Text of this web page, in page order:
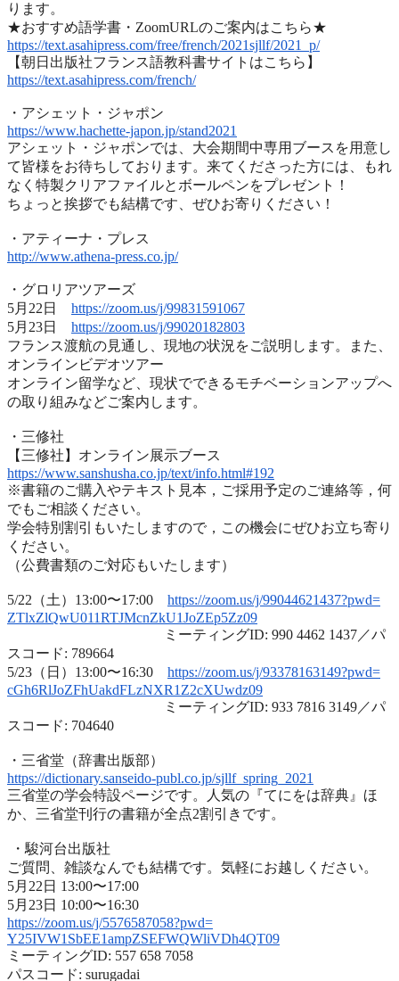
ります。
★おすすめ語学書・ZoomURLのご案内はこちら★
https://text.asahipress.com/free/french/2021sjllf/2021_p/
【朝日出版社フランス語教科書サイトはこちら】
https://text.asahipress.com/french/
・アシェット・ジャポン
https://www.hachette-japon.jp/stand2021
アシェット・ジャポンでは、 大会期間中専用ブースを用意し
て皆様をお待ちしております。 来てくださった方には、
もれ
なく特製クリアファイルとボールペンをプレゼント！
ちょっと挨拶でも結構です、ぜひお寄りください！
・アティーナ・プレス
http://www.athena-press.co.jp/
・グロリアツアーズ
5月22日 https://zoom.us/j/99831591067
5月23日 https://zoom.us/j/99020182803
フランス渡航の見通し、現地の状況をご説明します。また、
オンラインビデオツアー
オンライン留学など、 現状でできるモチベーションアップへ
の取り組みなどご案内します。
・三修社
【三修社】オンライン展示ブース
https://www.sanshusha.co.jp/text/info.html#192
※書籍のご購入やテキスト見本，ご採用予定のご連絡等， 何
でもご相談ください。
学会特別割引もいたしますので， この機会にぜひお立ち寄り
ください。
（公費書類のご対応もいたします）
5/22（土）13:00〜17:00 https://zoom.us/j/99044621437?pwd=
ZTlxZlQwU011RTJMcnZkU1JoZEp5Zz09
ミーティングID: 990 4462 1437／パ
スコード: 789664
5/23（日）13:00〜16:30 https://zoom.us/j/93378163149?pwd=
cGh6RlJoZFhUakdFLzNXR1Z2cXUwdz09
ミーティングID: 933 7816 3149／パ
スコード: 704640
・三省堂（辞書出版部）
https://dictionary.sanseido-publ.co.jp/sjllf_spring_2021
三省堂の学会特設ページです。人気の『てにをは辞典』ほ
か、 三省堂刊行の書籍が全点2割引きです。
・駿河台出版社
ご質問、雑談なんでも結構です。気軽にお越しください。
5月22日 13:00〜17:00
5月23日 10:00〜16:30
https://zoom.us/j/5576587058?pwd=
Y25IVW1SbEE1ampZSEFWQWliVDh4QT09
ミーティングID: 557 658 7058
パスコード: surugadai